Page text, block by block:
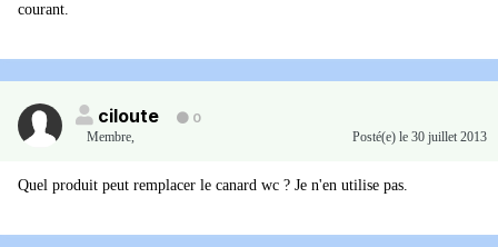
courant.
ciloute
0
Membre, Posté(e) le 30 juillet 2013
Quel produit peut remplacer le canard wc ? Je n'en utilise pas.